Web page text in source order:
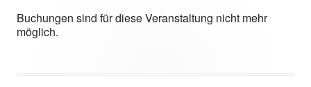
Buchungen sind für diese Veranstaltung nicht mehr
möglich.